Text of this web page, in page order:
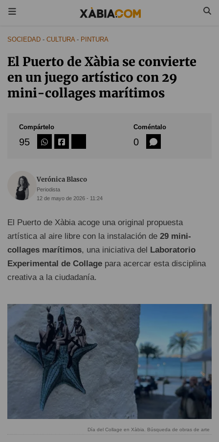
SOCIEDAD - CULTURA- PINTURA
El Puerto de Xàbia se convierte
en un juego artístico con 29
mini-collages marítimos
Compártelo
95
Coméntalo
0
Verónica Blasco
Periodista
12 de mayo de 2026 - 11:24
El Puerto de Xàbia acoge una original propuesta
artística al aire libre con la instalación de 29 mini-
collages marítimos, una iniciativa del Laboratorio
Experimental de Collage para acercar esta disciplina
creativa a la ciudadanía.
Día del Collage en Xàbia. Búsqueda de obras de arte